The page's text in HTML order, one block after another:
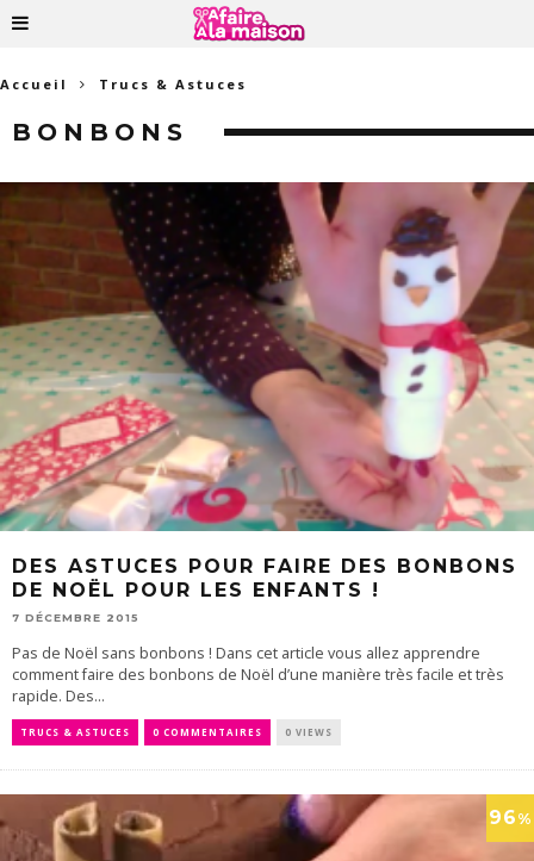
Accueil Trucs & Astuces
BONBONS
DES ASTUCES POUR FAIRE DES BONBONS
DE NOËL POUR LES ENFANTS !
7 DÉCEMBRE 2015
Pas de Noël sans bonbons ! Dans cet article vous allez apprendre
comment faire des bonbons de Noël d’une manière très facile et très
rapide. Des...
TRUCS & ASTUCES 0 COMMENTAIRES 0 VIEWS
96 %